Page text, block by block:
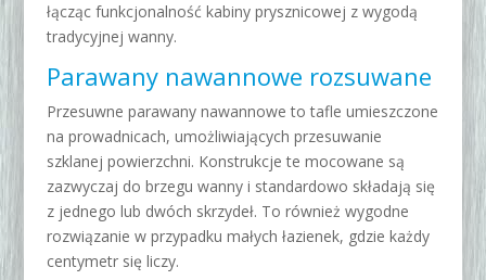
łącząc funkcjonalność kabiny prysznicowej z wygodą
tradycyjnej wanny.
Parawany nawannowe rozsuwane
Przesuwne parawany nawannowe to tafle umieszczone
na prowadnicach, umożliwiających przesuwanie
szklanej powierzchni. Konstrukcje te mocowane są
zazwyczaj do brzegu wanny i standardowo składają się
z jednego lub dwóch skrzydeł. To również wygodne
rozwiązanie w przypadku małych łazienek, gdzie każdy
centymetr się liczy.